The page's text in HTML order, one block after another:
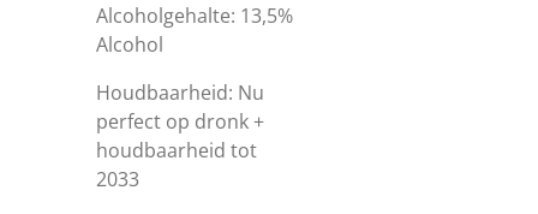
Alcoholgehalte: 13,5%
Alcohol
Houdbaarheid: Nu
perfect op dronk +
houdbaarheid tot
2033